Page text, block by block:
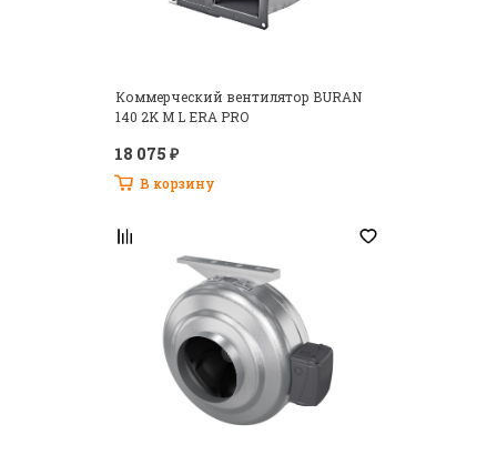
Коммерческий вентилятор BURAN
140 2K M L ERA PRO
18 075 ₽
В корзину